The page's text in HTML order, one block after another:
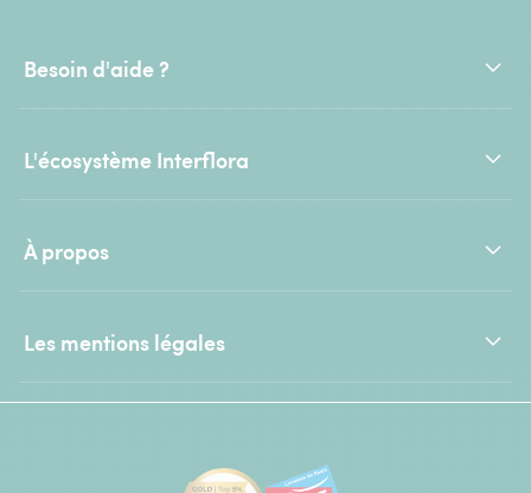
Besoin d'aide ?
L'écosystème Interflora
À propos
Les mentions légales